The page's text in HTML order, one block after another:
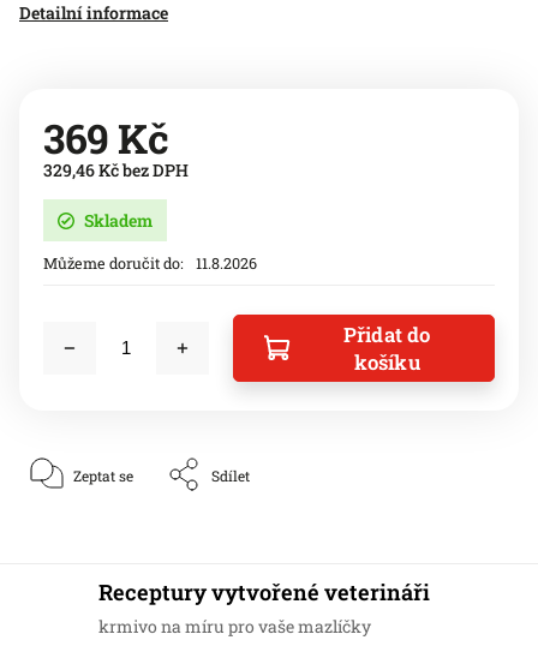
Detailní informace
369 Kč
329,46 Kč bez DPH
Skladem
Můžeme doručit do: 11.8.2026
Přidat do
košíku
Zeptat se Sdílet
Receptury vytvořené veterináři
krmivo na míru pro vaše mazlíčky